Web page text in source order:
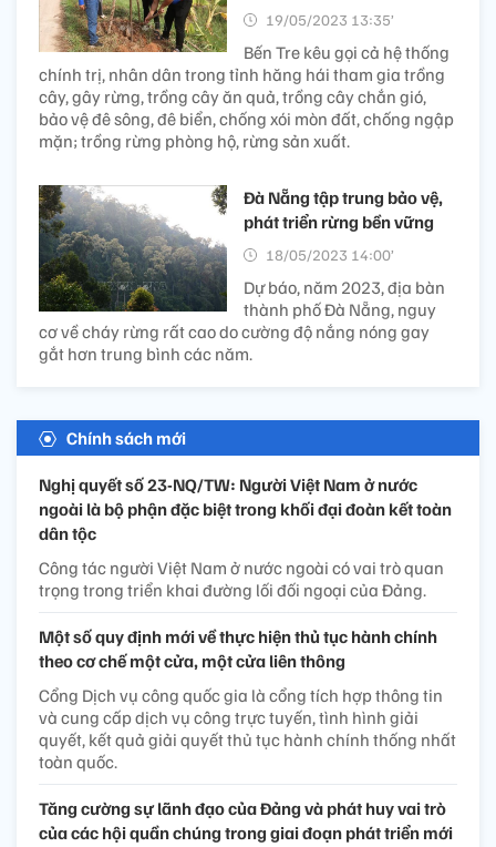
19/05/2023 13:35’
Bến Tre kêu gọi cả hệ thống
chính trị, nhân dân trong tỉnh hăng hái tham gia trồng
cây, gây rừng, trồng cây ăn quả, trồng cây chắn gió,
bảo vệ đê sông, đê biển, chống xói mòn đất, chống ngập
mặn; trồng rừng phòng hộ, rừng sản xuất.
Đà Nẵng tập trung bảo vệ,
phát triển rừng bền vững
18/05/2023 14:00’
Dự báo, năm 2023, địa bàn
thành phố Đà Nẵng, nguy
cơ về cháy rừng rất cao do cường độ nắng nóng gay
gắt hơn trung bình các năm.
Chính sách mới
Nghị quyết số 23-NQ/TW: Người Việt Nam ở nước
ngoài là bộ phận đặc biệt trong khối đại đoàn kết toàn
dân tộc
Công tác người Việt Nam ở nước ngoài có vai trò quan
trọng trong triển khai đường lối đối ngoại của Đảng.
Một số quy định mới về thực hiện thủ tục hành chính
theo cơ chế một cửa, một cửa liên thông
Cổng Dịch vụ công quốc gia là cổng tích hợp thông tin
và cung cấp dịch vụ công trực tuyến, tình hình giải
quyết, kết quả giải quyết thủ tục hành chính thống nhất
toàn quốc.
Tăng cường sự lãnh đạo của Đảng và phát huy vai trò
của các hội quần chúng trong giai đoạn phát triển mới